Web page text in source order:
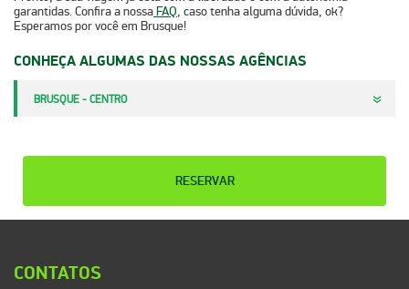
garantidas. Confira a nossaFAQ, caso tenha alguma dúvida, ok?
Esperamos por você em Brusque!
CONHEÇA ALGUMAS DAS NOSSAS AGÊNCIAS
BRUSQUE - CENTRO
RESERVAR
CONTATOS